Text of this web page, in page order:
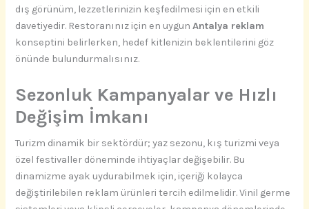
dış görünüm, lezzetlerinizin keşfedilmesi için en etkili
davetiyedir. Restoranınız için en uygunAntalya reklam
konseptini belirlerken, hedef kitlenizin beklentilerini göz
önünde bulundurmalısınız.
Sezonluk Kampanyalar ve Hızlı
Değişim İmkanı
Turizm dinamik bir sektördür; yaz sezonu, kış turizmi veya
özel festivaller döneminde ihtiyaçlar değişebilir. Bu
dinamizme ayak uydurabilmek için, içeriği kolayca
değiştirilebilen reklam ürünleri tercih edilmelidir. Vinil germe